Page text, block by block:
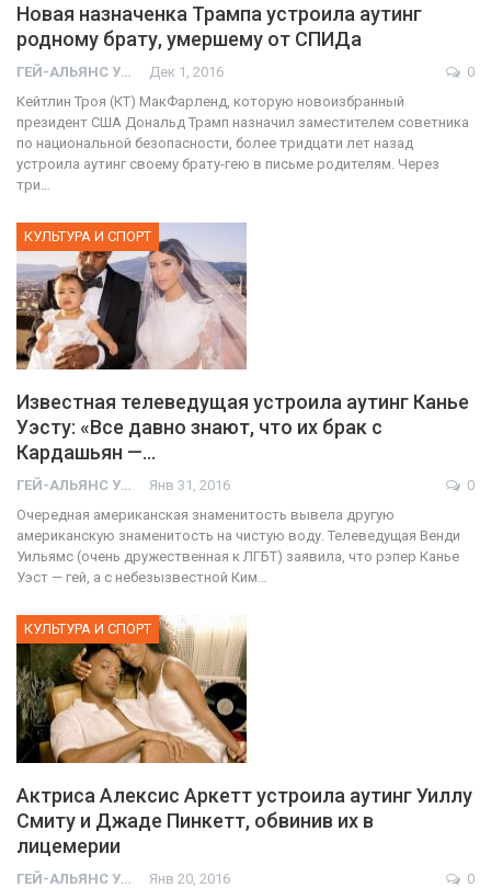
Новая назначенка Трампа устроила аутинг
родному брату, умершему от СПИДа
ГЕЙ-АЛЬЯНС УКРАИНА Дек 1, 2016
0
Кейтлин Троя (КТ) МакФарленд, которую новоизбранный
президент США Дональд Трамп назначил заместителем советника
по национальной безопасности, более тридцати лет назад
устроила аутинг своему брату-гею в письме родителям. Через
три…
КУЛЬТУРА И СПОРТ
Известная телеведущая устроила аутинг Канье
Уэсту: «Все давно знают, что их брак с
Кардашьян —…
ГЕЙ-АЛЬЯНС УКРАИНА Янв 31, 2016
0
Очередная американская знаменитость вывела другую
американскую знаменитость на чистую воду. Телеведущая Венди
Уильямс (очень дружественная к ЛГБТ) заявила, что рэпер Канье
Уэст — гей, а с небезызвестной Ким…
КУЛЬТУРА И СПОРТ
Актриса Алексис Аркетт устроила аутинг Уиллу
Смиту и Джаде Пинкетт, обвинив их в
лицемерии
ГЕЙ-АЛЬЯНС УКРАИНА Янв 20, 2016
0